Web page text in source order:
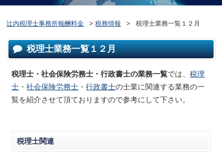
WEBからのお問い合わせはこ
辻内税理士事務所報酬料金 >税務情報 > 税理士業務一覧１２月
税理士業務一覧１２月
税理士・社会保険労務士・行政書士の業務一覧では、税理
士 ・社会保険労務士 ・行政書士の士業に関連する業務の一
覧を紹介させて頂ておりますので参考にして下さい。
税理士関連